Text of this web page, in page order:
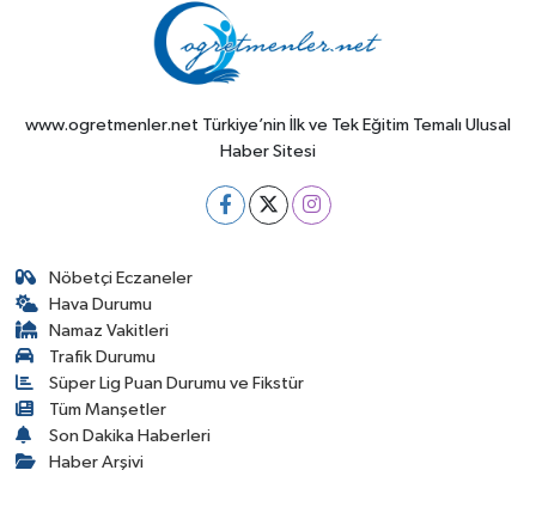
www.ogretmenler.net Türkiye’nin İlk ve Tek Eğitim Temalı Ulusal
Haber Sitesi
Nöbetçi Eczaneler
Hava Durumu
Namaz Vakitleri
Trafik Durumu
Süper Lig Puan Durumu ve Fikstür
Tüm Manşetler
Son Dakika Haberleri
Haber Arşivi